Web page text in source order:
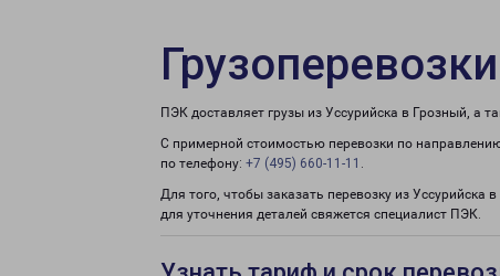
ПЭК доставляет грузы из Уссурийска в Грозный, а
С примерной стоимостью перевозки по
по телефону: +7 (495) 660-11-11 .
Для того, чтобы заказать перевозку из Уссурийска
для уточнения деталей свяжется специалист ПЭК.